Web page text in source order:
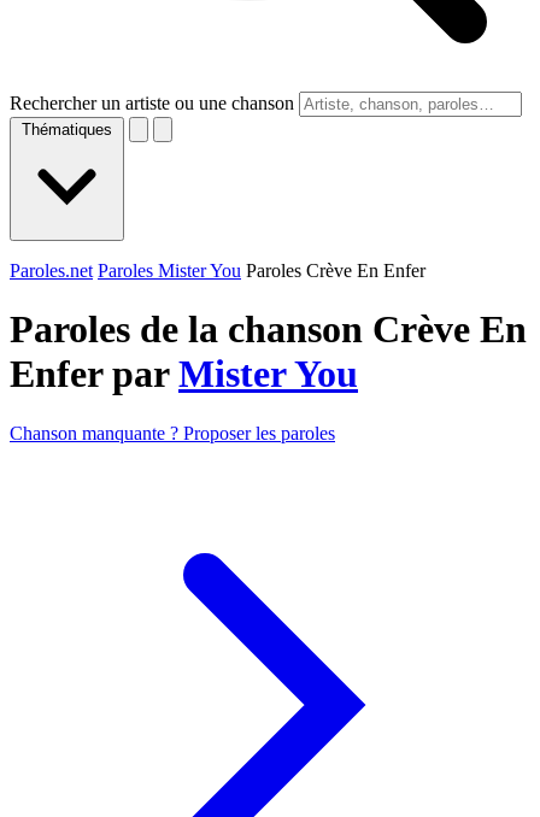
Rechercher un artiste ou une chanson
Thématiques
Paroles.net Paroles Mister You Paroles Crève En Enfer
Paroles de la chanson Crève En
Enfer parMister You
Chanson manquante ? Proposer les paroles